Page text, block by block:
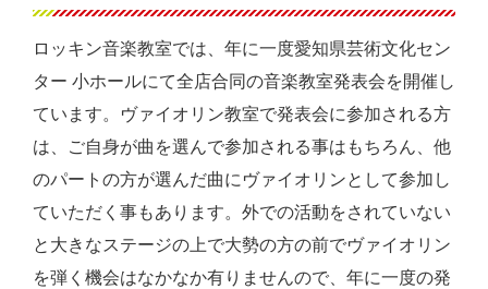
ロッキン音楽教室では、年に一度愛知県芸術文化セン
ター 小ホールにて全店合同の音楽教室発表会を開催し
ています。ヴァイオリン教室で発表会に参加される方
は、ご自身が曲を選んで参加される事はもちろん、他
のパートの方が選んだ曲にヴァイオリンとして参加し
ていただく事もあります。外での活動をされていない
と大きなステージの上で大勢の方の前でヴァイオリン
を弾く機会はなかなか有りませんので、年に一度の発